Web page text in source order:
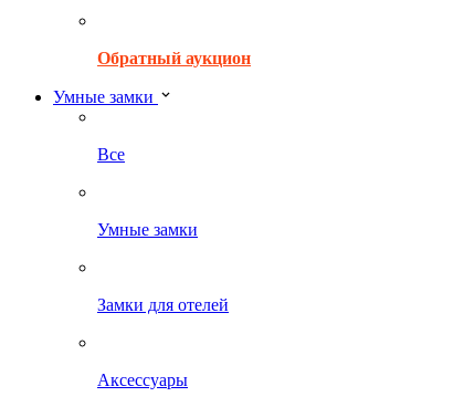
Обратный аукцион
Умные замки
Все
Умные замки
Замки для отелей
Аксессуары